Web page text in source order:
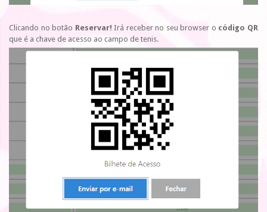
Clicando no botão Reservar! Irá receber no seu browser o código QR
que é a chave de acesso ao campo de tenis.